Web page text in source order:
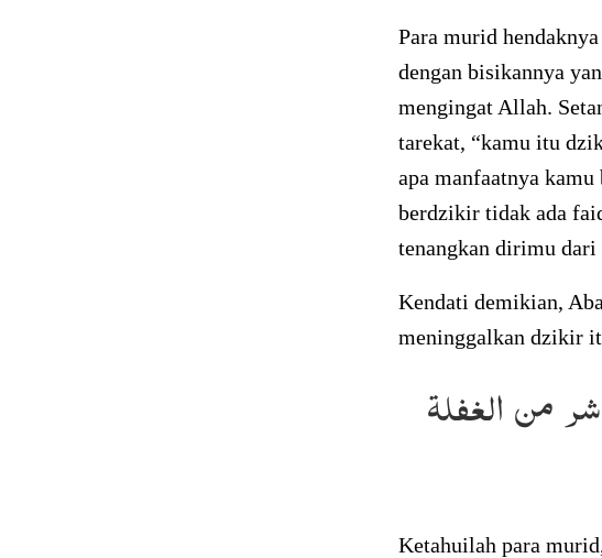
Para murid
dengan bisikannya
mengingat Allah.
tarekat, “kamu itu
apa manfaatnya
berdzikir tidak ada
tenangkan dirimu
Kendati demikian,
meninggalkan dzikir
من الغفلة
Ketahuilah para